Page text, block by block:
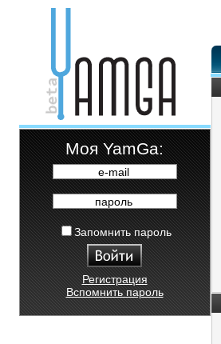
Moя YamGa:
e-mail
пароль
Запомнить пароль
Регистрация
Вспомнить пароль